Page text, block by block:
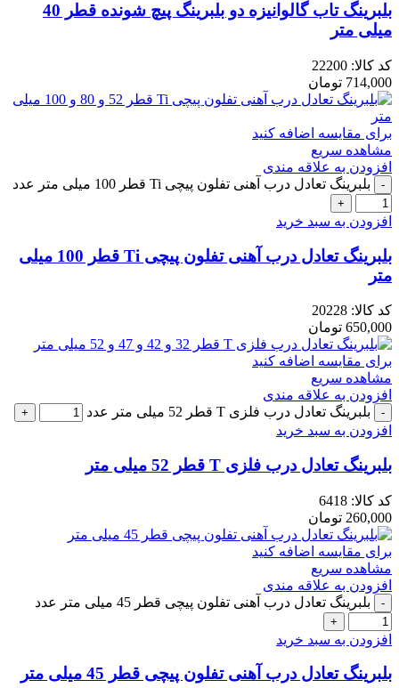
بلبرینگ تاب گالوانیزه دو بلبرینگ پیچ شونده قطر 40
میلی متر
کد کالا: 22200
714,000 تومان
برای مقایسه اضافه کنید
مشاهده سریع
افزودن به علاقه مندی
بلبرینگ تعادل درب آهنی تفلون پیچی Ti قطر 100 میلی متر عدد
افزودن به سبد خرید
بلبرینگ تعادل درب آهنی تفلون پیچی Ti قطر 100 میلی
متر
کد کالا: 20228
650,000 تومان
برای مقایسه اضافه کنید
مشاهده سریع
افزودن به علاقه مندی
بلبرینگ تعادل درب فلزی T قطر 52 میلی متر عدد
افزودن به سبد خرید
بلبرینگ تعادل درب فلزی T قطر 52 میلی متر
کد کالا: 6418
260,000 تومان
برای مقایسه اضافه کنید
مشاهده سریع
افزودن به علاقه مندی
بلبرینگ تعادل درب آهنی تفلون پیچی قطر 45 میلی متر عدد
افزودن به سبد خرید
بلبرینگ تعادل درب آهنی تفلون پیچی قطر 45 میلی متر